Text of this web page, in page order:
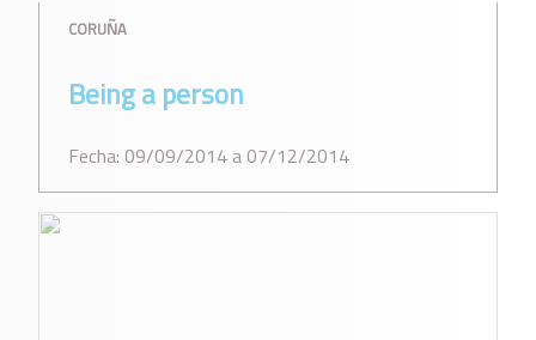
CORUÑA
Being a person
Fecha: 09/09/2014 a 07/12/2014